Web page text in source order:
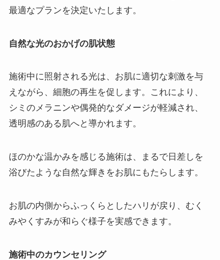
最適なプランを決定いたします。
自然な光のおかげの肌状態
施術中に照射される光は、お肌に適切な刺激を与
えながら、細胞の再生を促します。これにより、
シミのメラニンや偶発的なダメージが軽減され、
透明感のある肌へと導かれます。
ほのかな温かみを感じる施術は、まるで日差しを
浴びたような自然な輝きをお肌にもたらします。
お肌の内側からふっくらとしたハリが戻り、むく
みやくすみが和らぐ様子を実感できます。
施術中のカウンセリング